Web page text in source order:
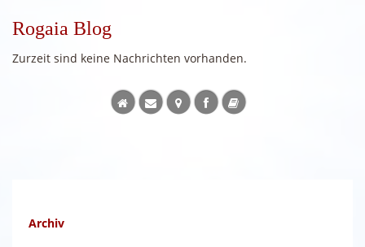
Rogaia Blog
Zurzeit sind keine Nachrichten vorhanden.
Archiv